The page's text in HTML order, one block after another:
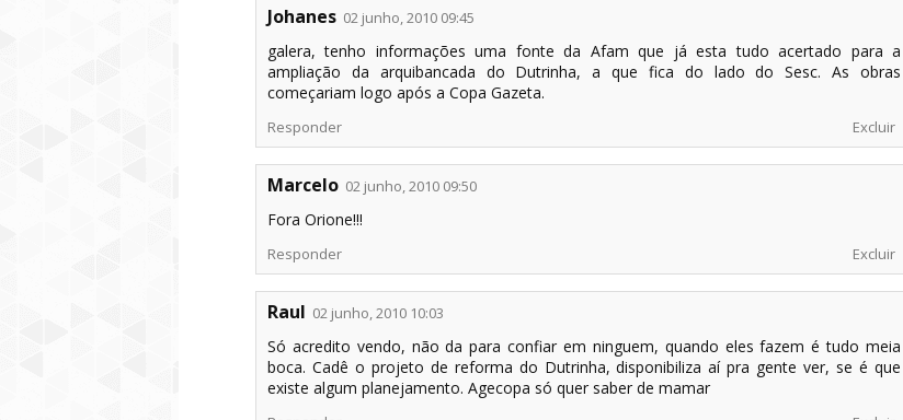
Johanes 02 junho, 2010 09:45
galera, tenho informações uma fonte da Afam que já esta tudo acertado para a
ampliação da arquibancada do Dutrinha, a que fica do lado do Sesc. As obras
começariam logo após a Copa Gazeta.
Responder Excluir
Marcelo 02 junho, 2010 09:50
Fora Orione!!!
Responder Excluir
Raul 02 junho, 2010 10:03
Só acredito vendo, não da para confiar em ninguem, quando eles fazem é tudo meia
boca. Cadê o projeto de reforma do Dutrinha, disponibiliza aí pra gente ver, se é que
existe algum planejamento. Agecopa só quer saber de mamar